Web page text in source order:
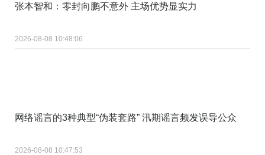
张本智和：零封向鹏不意外 主场优势显实力
2026-08-08 10:48:06
网络谣言的3种典型“伪装套路” 汛期谣言频发误导公众
2026-08-08 10:47:53